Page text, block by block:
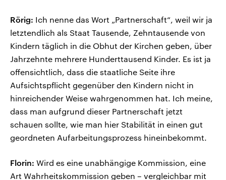
Rörig: Ich nenne das Wort „Partnerschaft“, weil wir ja
letztendlich als Staat Tausende, Zehntausende von
Kindern täglich in die Obhut der Kirchen geben, über
Jahrzehnte mehrere Hunderttausend Kinder. Es ist ja
offensichtlich, dass die staatliche Seite ihre
Aufsichtspflicht gegenüber den Kindern nicht in
hinreichender Weise wahrgenommen hat. Ich meine,
dass man aufgrund dieser Partnerschaft jetzt
schauen sollte, wie man hier Stabilität in einen gut
geordneten Aufarbeitungsprozess hineinbekommt.
Florin: Wird es eine unabhängige Kommission, eine
Art Wahrheitskommission geben – vergleichbar mit